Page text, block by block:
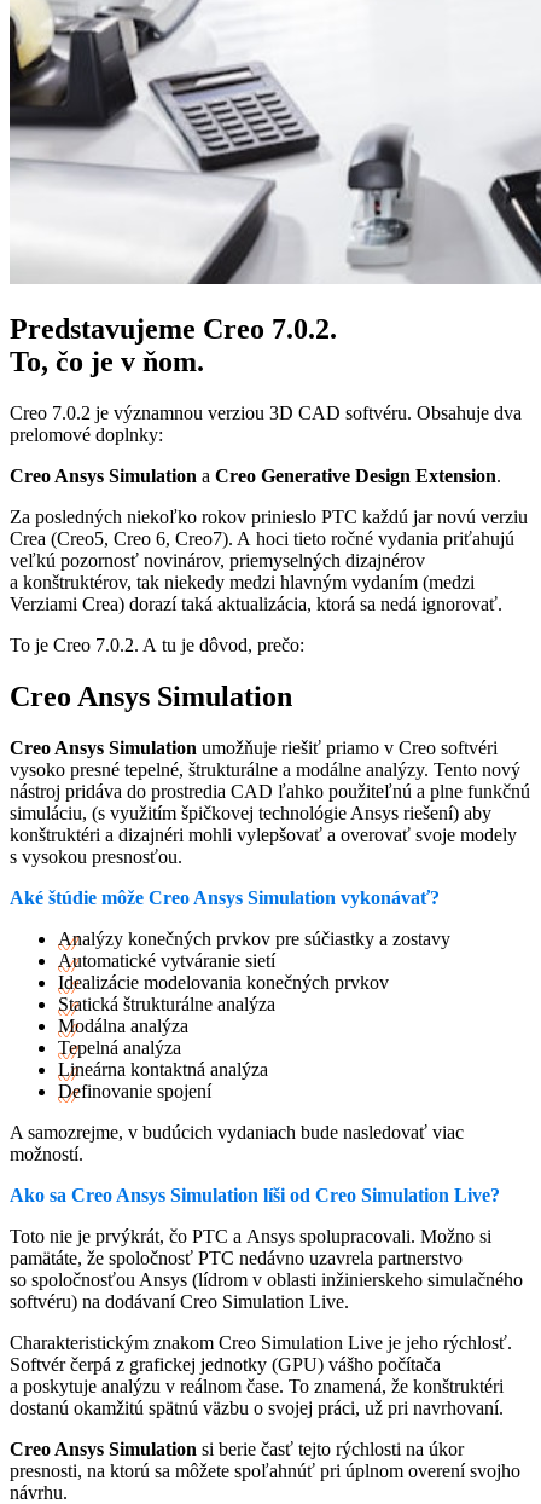
Predstavujeme Creo 7.0.2.
To, čo je v ňom.
Creo 7.0.2 je významnou verziou 3D CAD softvéru. Obsahuje dva
prelomové doplnky:
Creo Ansys Simulation a Creo Generative Design Extension.
Za posledných niekoľko rokov prinieslo PTC každú jar novú verziu
Crea (Creo5, Creo 6, Creo7). A hoci tieto ročné vydania priťahujú
veľkú pozornosť novinárov, priemyselných dizajnérov
a konštruktérov, tak niekedy medzi hlavným vydaním (medzi
Verziami Crea) dorazí taká aktualizácia, ktorá sa nedá ignorovať.
To je Creo 7.0.2. A tu je dôvod, prečo:
Creo Ansys Simulation
Creo Ansys Simulation umožňuje riešiť priamo v Creo softvéri
vysoko presné tepelné, štrukturálne a modálne analýzy. Tento nový
nástroj pridáva do prostredia CAD ľahko použiteľnú a plne funkčnú
simuláciu, (s využitím špičkovej technológie Ansys riešení) aby
konštruktéri a dizajnéri mohli vylepšovať a overovať svoje modely
s vysokou presnosťou.
Aké štúdie môže Creo Ansys Simulation vykonávať?
Analýzy konečných prvkov pre súčiastky a zostavy
Automatické vytváranie sietí
Idealizácie modelovania konečných prvkov
Statická štrukturálne analýza
Modálna analýza
Tepelná analýza
Lineárna kontaktná analýza
Definovanie spojení
A samozrejme, v budúcich vydaniach bude nasledovať viac
možností.
Ako sa Creo Ansys Simulation líši od Creo Simulation Live?
Toto nie je prvýkrát, čo PTC a Ansys spolupracovali. Možno si
pamätáte, že spoločnosť PTC nedávno uzavrela partnerstvo
so spoločnosťou Ansys (lídrom v oblasti inžinierskeho simulačného
softvéru) na dodávaní Creo Simulation Live.
Charakteristickým znakom Creo Simulation Live je jeho rýchlosť.
Softvér čerpá z grafickej jednotky (GPU) vášho počítača
a poskytuje analýzu v reálnom čase. To znamená, že konštruktéri
dostanú okamžitú spätnú väzbu o svojej práci, už pri navrhovaní.
Creo Ansys Simulation si berie časť tejto rýchlosti na úkor
presnosti, na ktorú sa môžete spoľahnúť pri úplnom overení svojho
návrhu.